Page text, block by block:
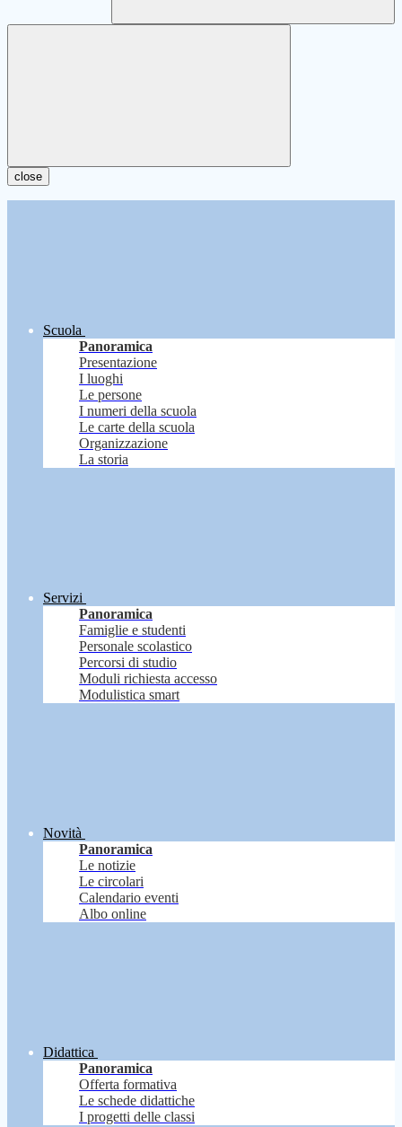
close
Scuola
Panoramica
Presentazione
I luoghi
Le persone
I numeri della scuola
Le carte della scuola
Organizzazione
La storia
Servizi
Panoramica
Famiglie e studenti
Personale scolastico
Percorsi di studio
Moduli richiesta accesso
Modulistica smart
Novità
Panoramica
Le notizie
Le circolari
Calendario eventi
Albo online
Didattica
Panoramica
Offerta formativa
Le schede didattiche
I progetti delle classi